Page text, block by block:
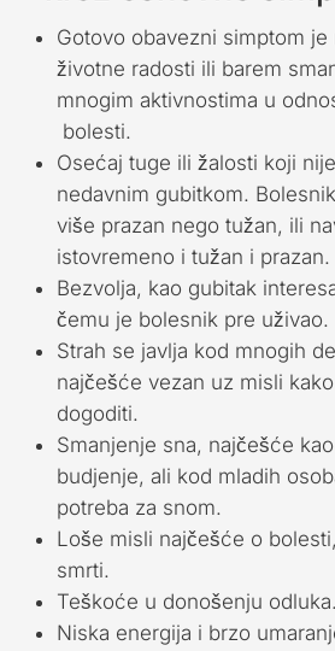
Gotovo obavezni simptom je
životne radosti ili barem
mnogim aktivnostima u
bolesti.
Osećaj tuge ili žalosti koji
nedavnim gubitkom.
više prazan nego tužan, ili
istovremeno i tužan i prazan.
Bezvolja, kao gubitak
čemu je bolesnik pre uživao.
Strah se javlja kod mnogih
najčešće vezan uz misli
dogoditi.
Smanjenje sna, najčešće
budjenje, ali kod mladih
potreba za snom.
Loše misli najčešće o
smrti.
Teškoće u donošenju odluka.
Niska energija i brzo